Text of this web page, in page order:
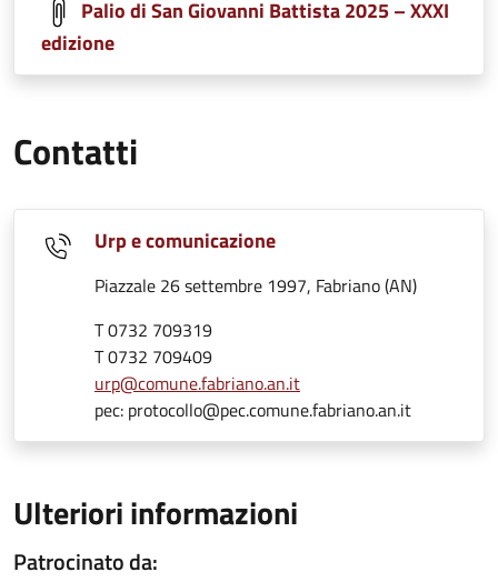
Palio di San Giovanni Battista 2025 – XXXI
edizione
Contatti
Urp e comunicazione
Piazzale 26 settembre 1997, Fabriano (AN)
T 0732 709319
T 0732 709409
urp@comune.fabriano.an.it
pec: protocollo@pec.comune.fabriano.an.it
Ulteriori informazioni
Patrocinato da: